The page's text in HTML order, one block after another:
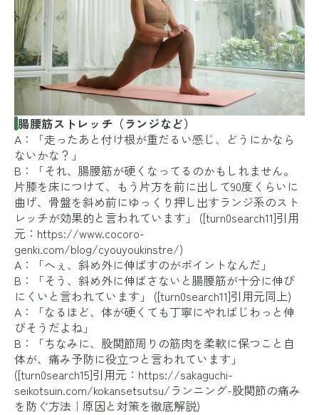
腸腰筋ストレッチ（ランジなど）
A：「走ったあと付け根が重だるい感じ、どうにかなら
ないかな？」
B：「それ、腸腰筋が硬くなってるのかもしれません。
片膝を床につけて、もう片方を前に出して90度くらいに
曲げ、骨盤を斜め前にゆっくり押し出すランジ系のスト
レッチが効果的と言われています」 ([turn0search11]引用
元： https://www.cocoro-
genki.com/blog/cyouyoukinstre/)
A：「へぇ、斜め外に伸ばすのがポイントなんだ」
B：「そう、斜め外に伸ばさないと腸腰筋が十分に伸び
にくいと言われています」 ([turn0search11]引用元同上)
A：「なるほど、体が硬くても丁寧にやればじわっと伸
びそうだよね」
B：「ちなみに、股関節周りの筋肉を柔軟に保つこと自
体が、痛み予防に役立つと言われています」
([turn0search15]引用元： https://sakaguchi-
seikotsuin.com/kokansetsutsu/ランニング-股関節の痛み
を防ぐ方法｜原因と対策を徹底解説)